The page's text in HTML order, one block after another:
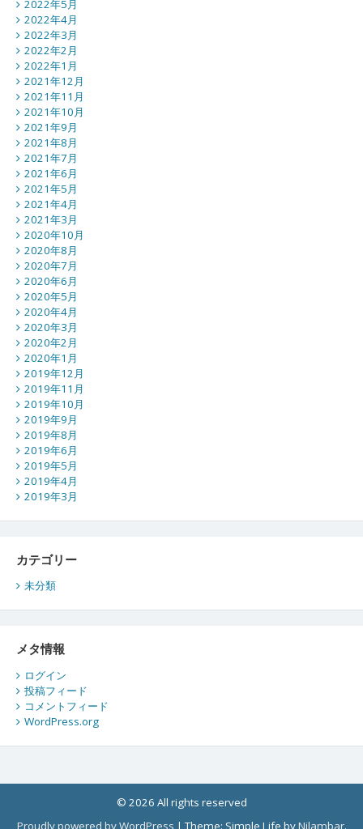
2022年5月
2022年4月
2022年3月
2022年2月
2022年1月
2021年12月
2021年11月
2021年10月
2021年9月
2021年8月
2021年7月
2021年6月
2021年5月
2021年4月
2021年3月
2020年10月
2020年8月
2020年7月
2020年6月
2020年5月
2020年4月
2020年3月
2020年2月
2020年1月
2019年12月
2019年11月
2019年10月
2019年9月
2019年8月
2019年6月
2019年5月
2019年4月
2019年3月
カテゴリー
未分類
メタ情報
ログイン
投稿フィード
コメントフィード
WordPress.org
© 2026 All rights reserved
Proudly powered by WordPress |Theme: Simple Life byNilambar.